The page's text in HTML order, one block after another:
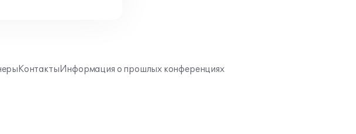
Контакты Информация о прошлых конференциях